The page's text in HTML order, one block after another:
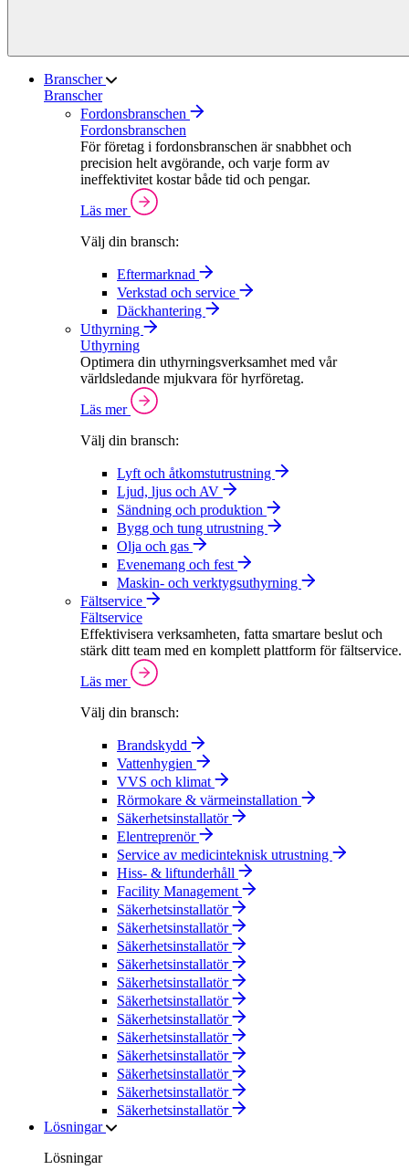
Branscher
Branscher
Fordonsbranschen
Fordonsbranschen
För företag i fordonsbranschen är snabbhet och
precision helt avgörande, och varje form av
ineffektivitet kostar både tid och pengar.
Läs mer
Välj din bransch:
Eftermarknad
Verkstad och service
Däckhantering
Uthyrning
Uthyrning
Optimera din uthyrningsverksamhet med vår
världsledande mjukvara för hyrföretag.
Läs mer
Välj din bransch:
Lyft och åtkomstutrustning
Ljud, ljus och AV
Sändning och produktion
Bygg och tung utrustning
Olja och gas
Evenemang och fest
Maskin- och verktygsuthyrning
Fältservice
Fältservice
Effektivisera verksamheten, fatta smartare beslut och
stärk ditt team med en komplett plattform för fältservice.
Läs mer
Välj din bransch:
Brandskydd
Vattenhygien
VVS och klimat
Rörmokare & värmeinstallation
Säkerhetsinstallatör
Elentreprenör
Service av medicinteknisk utrustning
Hiss- & liftunderhåll
Facility Management
Säkerhetsinstallatör
Säkerhetsinstallatör
Säkerhetsinstallatör
Säkerhetsinstallatör
Säkerhetsinstallatör
Säkerhetsinstallatör
Säkerhetsinstallatör
Säkerhetsinstallatör
Säkerhetsinstallatör
Säkerhetsinstallatör
Säkerhetsinstallatör
Säkerhetsinstallatör
Lösningar
Lösningar